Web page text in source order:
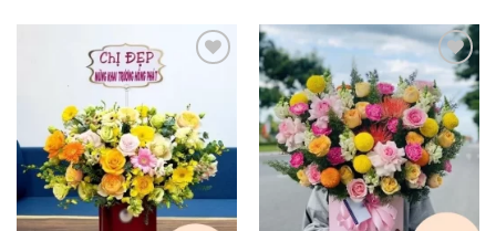
Add to
wishlist